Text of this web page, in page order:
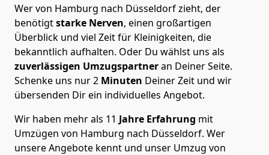
Wer von Hamburg nach Düsseldorf zieht, der
benötigtstarke Nerven, einen großartigen
Überblick und viel Zeit für Kleinigkeiten, die
bekanntlich aufhalten. Oder Du wählst uns als
zuverlässigen Umzugspartneran Deiner Seite.
Schenke uns nur2 Minuten Deiner Zeit und wir
übersenden Dir ein individuelles Angebot.
Wir haben mehr als 11 Jahre Erfahrung mit
Umzügen von Hamburg nach Düsseldorf. Wer
unsere Angebote kennt und unser Umzug von